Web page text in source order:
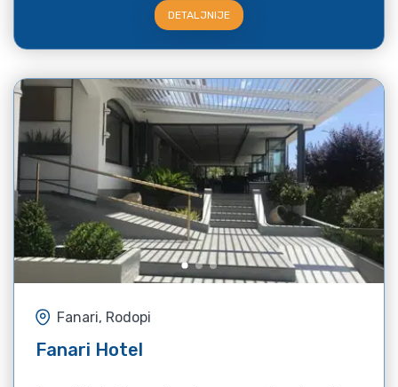
DETALJNIJE
Fanari, Rodopi
Fanari Hotel